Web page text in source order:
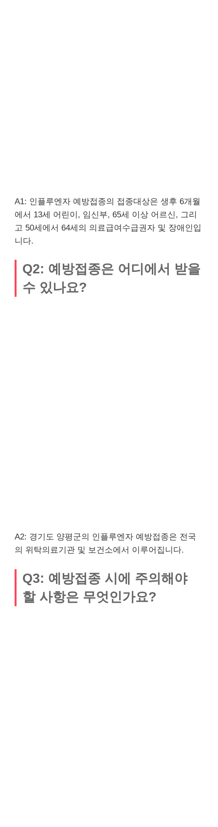
A1: 인플루엔자 예방접종의 접종대상은 생후 6개월
에서 13세 어린이, 임신부, 65세 이상 어르신, 그리
고 50세에서 64세의 의료급여수급권자 및 장애인입
니다.
Q2: 예방접종은 어디에서 받을
수 있나요?
A2: 경기도 양평군의 인플루엔자 예방접종은 전국
의 위탁의료기관 및 보건소에서 이루어집니다.
Q3: 예방접종 시에 주의해야
할 사항은 무엇인가요?